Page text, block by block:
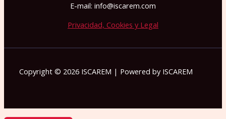
E-mail: info@iscarem.com
Privacidad, Cookies y Legal
Copyright © 2026 ISCAREM | Powered by ISCAREM